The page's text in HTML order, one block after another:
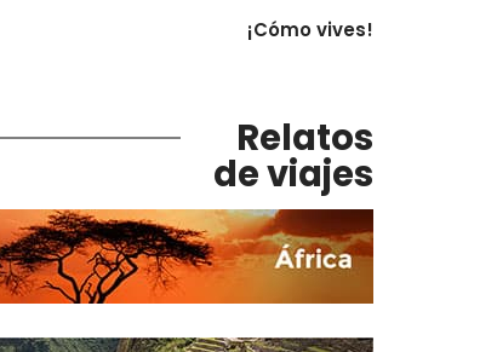
¡Cómo vives!
Relatos
de viajes